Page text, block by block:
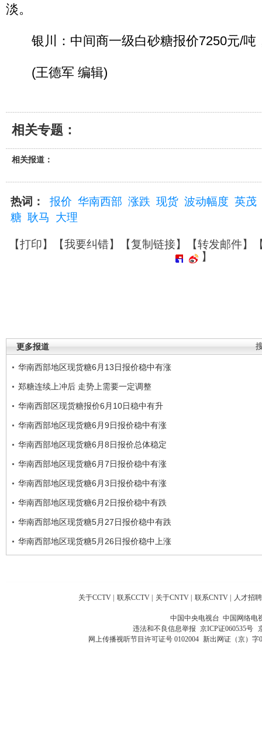
淡。
银川：中间商一级白砂糖报价7250元/吨
(王德军 编辑)
相关专题：
相关报道：
热词： 报价 华南西部 涨跌 现货 波动幅度 英茂
糖 耿马 大理
【打印】【我要纠错】【复制链接】【转发邮件】
】
更多报道
华南西部地区现货糖6月13日报价稳中有涨
郑糖连续上冲后 走势上需要一定调整
华南西部区现货糖报价6月10日稳中有升
华南西部地区现货糖6月9日报价稳中有涨
华南西部地区现货糖6月8日报价总体稳定
华南西部地区现货糖6月7日报价稳中有涨
华南西部地区现货糖6月3日报价稳中有涨
华南西部地区现货糖6月2日报价稳中有跌
华南西部地区现货糖5月27日报价稳中有跌
华南西部地区现货糖5月26日报价稳中上涨
关于CCTV 联系CCTV 关于CNTV 联系CNTV 人才招聘
中国中央电视台 中国网络电
违法和不良信息举报 京ICP证060535号
网上传播视听节目许可证号 0102004 新出网证（京）